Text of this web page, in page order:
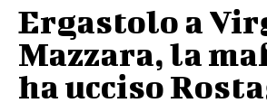
Ergastolo a
Mazzara, la
ha ucciso